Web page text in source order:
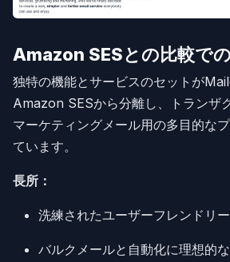
Amazon SESとの比較で
独特の機能とサービスのセットが
Amazon SESから分離し、トランザ
マーケティングメール用の多目的な
ています。
長所：
洗練されたユーザーフレンドリ
バルクメールと自動化に理想的